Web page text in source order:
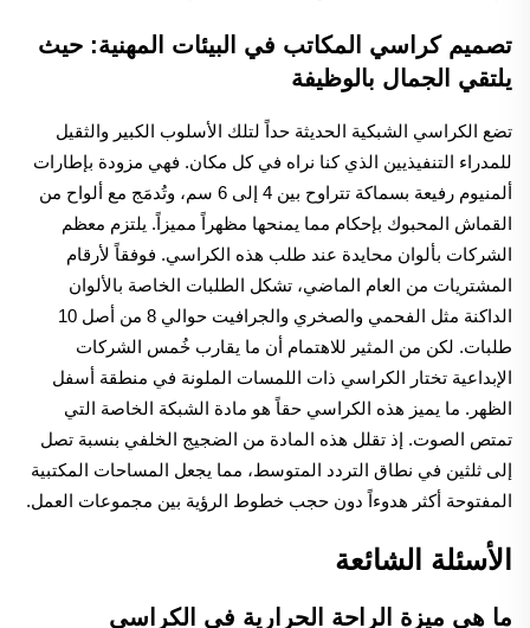
تصميم كراسي المكاتب في البيئات المهنية: حيث
يلتقي الجمال بالوظيفة
تضع الكراسي الشبكية الحديثة حداً لتلك الأسلوب الكبير والثقيل
للمدراء التنفيذيين الذي كنا نراه في كل مكان. فهي مزودة بإطارات
ألمنيوم رفيعة بسماكة تتراوح بين 4 إلى 6 سم، وتُدمَج مع ألواح من
القماش المحبوك بإحكام مما يمنحها مظهراً مميزاً. يلتزم معظم
الشركات بألوان محايدة عند طلب هذه الكراسي. فوفقاً لأرقام
المشتريات من العام الماضي، تشكل الطلبات الخاصة بالألوان
الداكنة مثل الفحمي والصخري والجرافيت حوالي 8 من أصل 10
طلبات. لكن من المثير للاهتمام أن ما يقارب خُمس الشركات
الإبداعية تختار الكراسي ذات اللمسات الملونة في منطقة أسفل
الظهر. ما يميز هذه الكراسي حقاً هو مادة الشبكة الخاصة التي
تمتص الصوت. إذ تقلل هذه المادة من الضجيج الخلفي بنسبة تصل
إلى ثلثين في نطاق التردد المتوسط، مما يجعل المساحات المكتبية
المفتوحة أكثر هدوءاً دون حجب خطوط الرؤية بين مجموعات العمل.
الأسئلة الشائعة
ما هي ميزة الراحة الحرارية في الكراسي